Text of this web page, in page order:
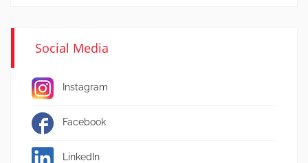
Social Media
Instagram
Facebook
LinkedIn